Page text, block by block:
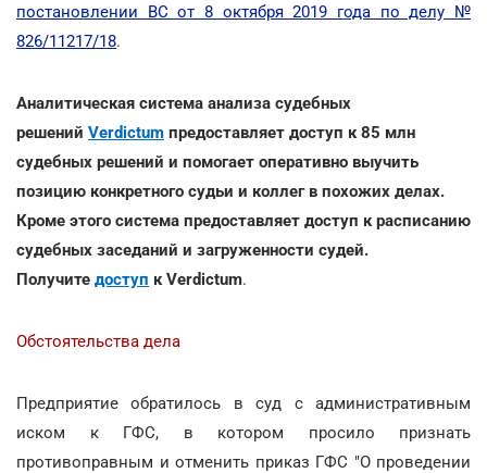
постановлении ВС от 8 октября 2019 года по делу №
826/11217/18.
Аналитическая система анализа судебных
решений Verdictum предоставляет доступ к 85 млн
судебных решений и помогает оперативно выучить
позицию конкретного судьи и коллег в похожих делах.
Кроме этого система предоставляет доступ к расписанию
судебных заседаний и загруженности судей.
Получите доступ к Verdictum.
Обстоятельства дела
Предприятие обратилось в суд с административным
иском к ГФС, в котором просило признать
противоправным и отменить приказ ГФС "О проведении